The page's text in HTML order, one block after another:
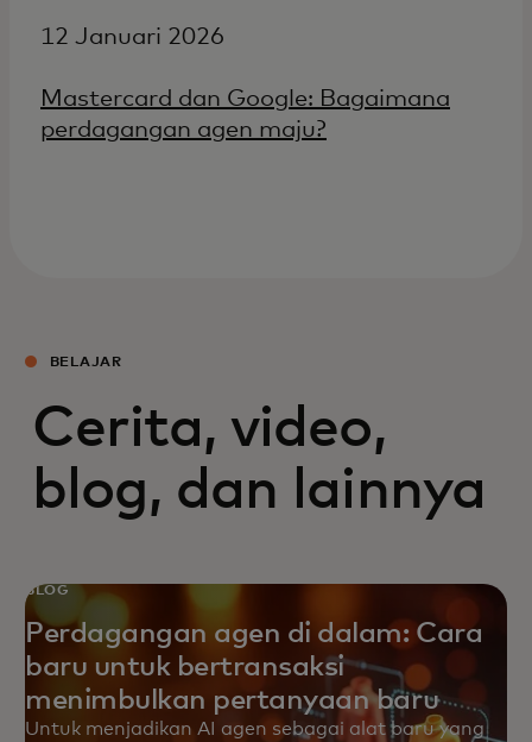
12 Januari 2026
Mastercard dan Google: Bagaimana
perdagangan agen maju?
BELAJAR
Cerita, video,
blog, dan lainnya
BLOG
Perdagangan agen di dalam: Cara
baru untuk bertransaksi
menimbulkan pertanyaan baru
Untuk menjadikan AI agen sebagai alat baru yang